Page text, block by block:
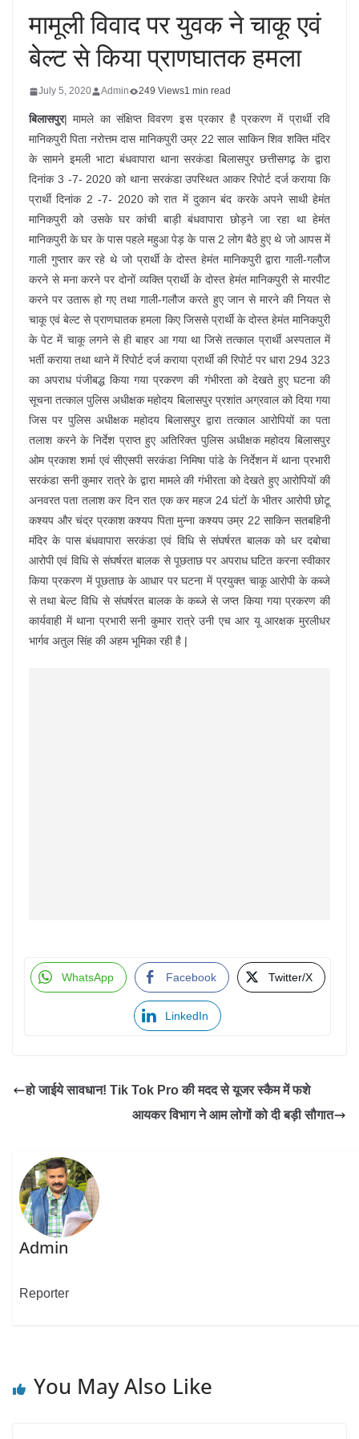
मामूली विवाद पर युवक ने चाकू एवं
बेल्ट से किया प्राणघातक हमला
July 5, 2020 Admin 249 Views1 min read
बिलासपुर| मामले का संक्षिप्त विवरण इस प्रकार है प्रकरण में प्रार्थी रवि
मानिकपुरी पिता नरोत्तम दास मानिकपुरी उम्र 22 साल साकिन शिव शक्ति मंदिर
के सामने इमली भाटा बंधवापारा थाना सरकंडा बिलासपुर छत्तीसगढ़ के द्वारा
दिनांक 3 -7- 2020 को थाना सरकंडा उपस्थित आकर रिपोर्ट दर्ज कराया कि
प्रार्थी दिनांक 2 -7- 2020 को रात में दुकान बंद करके अपने साथी हेमंत
मानिकपुरी को उसके घर कांची बाड़ी बंधवापारा छोड़ने जा रहा था हेमंत
मानिकपुरी के घर के पास पहले महुआ पेड़ के पास 2 लोग बैठे हुए थे जो आपस में
गाली गुप्तार कर रहे थे जो प्रार्थी के दोस्त हेमंत मानिकपुरी द्वारा गाली-गलौज
करने से मना करने पर दोनों व्यक्ति प्रार्थी के दोस्त हेमंत मानिकपुरी से मारपीट
करने पर उतारू हो गए तथा गाली-गलौज करते हुए जान से मारने की नियत से
चाकू एवं बेल्ट से प्राणघातक हमला किए जिससे प्रार्थी के दोस्त हेमंत मानिकपुरी
के पेट में चाकू लगने से ही बाहर आ गया था जिसे तत्काल प्रार्थी अस्पताल में
भर्ती कराया तथा थाने में रिपोर्ट दर्ज कराया प्रार्थी की रिपोर्ट पर धारा 294 323
का अपराध पंजीबद्ध किया गया प्रकरण की गंभीरता को देखते हुए घटना की
सूचना तत्काल पुलिस अधीक्षक महोदय बिलासपुर प्रशांत अग्रवाल को दिया गया
जिस पर पुलिस अधीक्षक महोदय बिलासपुर द्वारा तत्काल आरोपियों का पता
तलाश करने के निर्देश प्राप्त हुए अतिरिक्त पुलिस अधीक्षक महोदय बिलासपुर
ओम प्रकाश शर्मा एवं सीएसपी सरकंडा निमिषा पांडे के निर्देशन में थाना प्रभारी
सरकंडा सनी कुमार रात्रे के द्वारा मामले की गंभीरता को देखते हुए आरोपियों की
अनवरत पता तलाश कर दिन रात एक कर महज 24 घंटों के भीतर आरोपी छोटू
कश्यप और चंद्र प्रकाश कश्यप पिता मुन्ना कश्यप उम्र 22 साकिन सतबहिनी
मंदिर के पास बंधवापारा सरकंडा एवं विधि से संघर्षरत बालक को धर दबोचा
आरोपी एवं विधि से संघर्षरत बालक से पूछताछ पर अपराध घटित करना स्वीकार
किया प्रकरण में पूछताछ के आधार पर घटना में प्रयुक्त चाकू आरोपी के कब्जे
से तथा बेल्ट विधि से संघर्षरत बालक के कब्जे से जप्त किया गया प्रकरण की
कार्यवाही में थाना प्रभारी सनी कुमार रात्रे उनी एच आर यू आरक्षक मुरलीधर
भार्गव अतुल सिंह की अहम भूमिका रही है |
WhatsApp Facebook Twitter/X
LinkedIn
हो जाईये सावधान! Tik Tok Pro की मदद से यूजर स्कैम में फशे
आयकर विभाग ने आम लोगों को दी बड़ी सौगात
Admin
Reporter
You May Also Like